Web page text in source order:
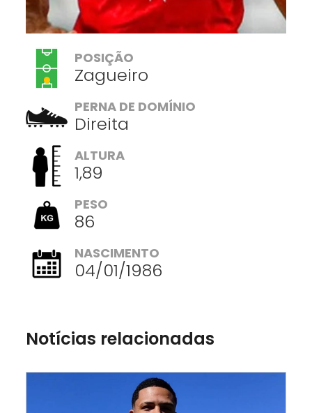
POSIÇÃO
Zagueiro
PERNA DE DOMÍNIO
Direita
ALTURA
1,89
PESO
86
NASCIMENTO
04/01/1986
Notícias relacionadas